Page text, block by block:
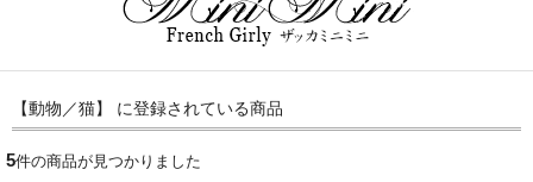
【動物／猫】 に登録されている商品
5件の商品が見つかりました